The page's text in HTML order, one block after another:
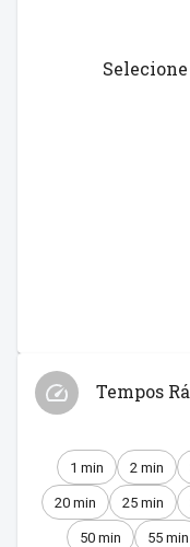
Tempos
1 min 2 min
20 min 25 min
50 min 55 min